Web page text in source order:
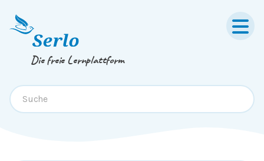
Springe zum
Die freie Lernplattform